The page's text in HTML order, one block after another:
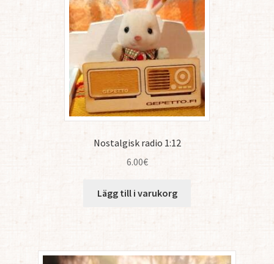
Nostalgisk radio 1:12
6.00€
Lägg till i varukorg